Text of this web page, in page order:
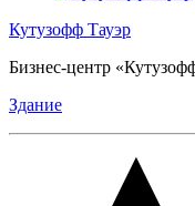
Кутузофф Тауэр
Бизнес-центр
Здание